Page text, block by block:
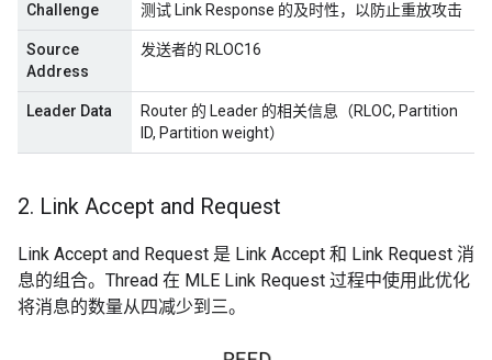
Challenge 测试 Link Response 的及时性，以防止重放攻击
Source
Address
发送者的 RLOC16
Leader Data
Router 的 Leader 的相关信息（RLOC, Partition
ID, Partition weight）
2. Link Accept and Request
Link Accept and Request 是 Link Accept 和 Link Request 消
息的组合。Thread 在 MLE Link Request 过程中使用此优化
将消息的数量从四减少到三。